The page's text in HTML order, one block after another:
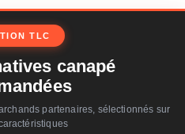
TLC
canapé
partenaires, sélectionnés sur